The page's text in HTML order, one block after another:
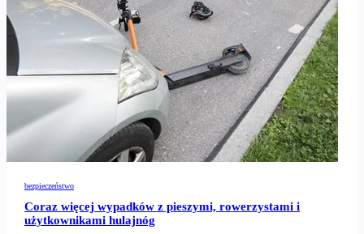
bezpieczeństwo
Coraz więcej wypadków z pieszymi, rowerzystami i
użytkownikami hulajnóg